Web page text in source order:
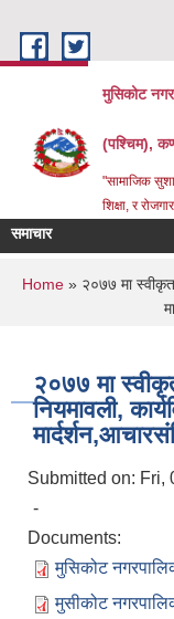
मुसिकोट
(पश्चिम),
"सामाजिक
शिक्षा, र
समाचार
You are
Home» २०७७ मा स्वीकृत
२०७७ मा
नियमावली,
Submitted on: Fri,
-
Documents:
मुसिकोट
मुसीकोट